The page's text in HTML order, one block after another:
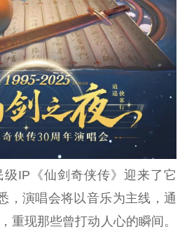
级IP《仙剑奇侠传》迎来了它
，演唱会将以音乐为主线，通
重现那些曾打动人心的瞬间。